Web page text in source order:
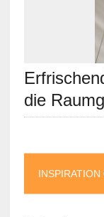
die